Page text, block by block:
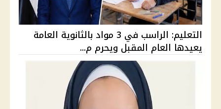
التعليم: الراسب في 3 مواد بالثانوية العامة
يعيدها العام المقبل ويحرم م...